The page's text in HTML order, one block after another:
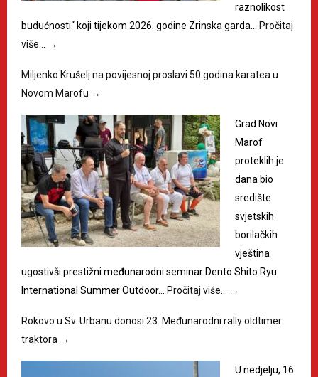
raznolikost
budućnosti“ koji tijekom 2026. godine Zrinska garda… Pročitaj
više…
→
Miljenko Krušelj na povijesnoj proslavi 50 godina karatea u
Novom Marofu →
Grad Novi
Marof
proteklih je
dana bio
središte
svjetskih
borilačkih
vještina
ugostivši prestižni međunarodni seminar Dento Shito Ryu
International Summer Outdoor… Pročitaj više… →
Rokovo u Sv. Urbanu donosi 23. Međunarodni rally oldtimer
traktora →
U nedjelju, 16.